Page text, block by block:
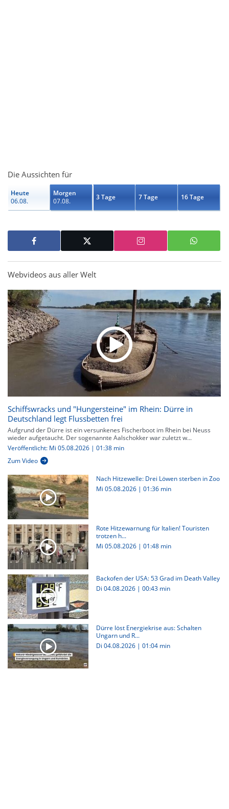
Die Aussichten für
Heute
06.08.
Morgen
07.08.
3 Tage 7 Tage 16 Tage
Webvideos aus aller Welt
Schiffswracks und "Hungersteine" im Rhein: Dürre in
Deutschland legt Flussbetten frei
Aufgrund der Dürre ist ein versunkenes Fischerboot im Rhein bei Neuss
wieder aufgetaucht. Der sogenannte Aalschokker war zuletzt w...
Veröffentlicht: Mi 05.08.2026 | 01:38 min
Zum Video
Nach Hitzewelle: Drei Löwen sterben in Zoo
Mi 05.08.2026 | 01:36 min
Rote Hitzewarnung für Italien! Touristen
trotzen h...
Mi 05.08.2026 | 01:48 min
Backofen der USA: 53 Grad im Death Valley
Di 04.08.2026 | 00:43 min
Dürre löst Energiekrise aus: Schalten
Ungarn und R...
Di 04.08.2026 | 01:04 min